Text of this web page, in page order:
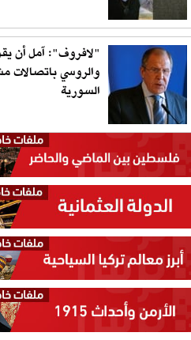
"لافروف": آمل أن
والروسي باتصالات
السورية